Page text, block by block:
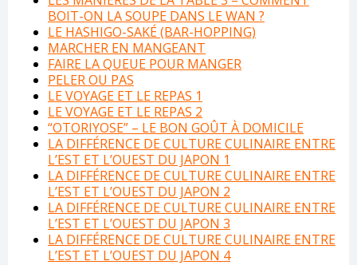
BOIT-ON LA SOUPE DANS LE WAN ?
LE HASHIGO-SAKÉ (BAR-HOPPING)
MARCHER EN MANGEANT
FAIRE LA QUEUE POUR MANGER
PELER OU PAS
LE VOYAGE ET LE REPAS 1
LE VOYAGE ET LE REPAS 2
“OTORIYOSE” – LE BON GOÛT À DOMICILE
LA DIFFÉRENCE DE CULTURE CULINAIRE ENTRE
L’EST ET L’OUEST DU JAPON 1
LA DIFFÉRENCE DE CULTURE CULINAIRE ENTRE
L’EST ET L’OUEST DU JAPON 2
LA DIFFÉRENCE DE CULTURE CULINAIRE ENTRE
L’EST ET L’OUEST DU JAPON 3
LA DIFFÉRENCE DE CULTURE CULINAIRE ENTRE
L’EST ET L’OUEST DU JAPON 4